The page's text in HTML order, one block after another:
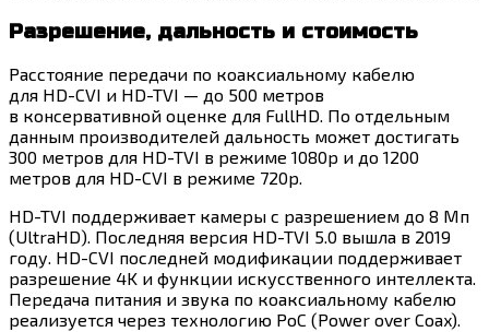
Разрешение, дальность и стоимость
Расстояние передачи по коаксиальному кабелю
для HD-CVI и HD-TVI — до 500 метров
в консервативной оценке для FullHD. По отдельным
данным производителей дальность может достигать
300 метров для HD-TVI в режиме 1080p и до 1200
метров для HD-CVI в режиме 720p.
HD-TVI поддерживает камеры с разрешением до 8 Мп
(UltraHD). Последняя версия HD-TVI 5.0 вышла в 2019
году. HD-CVI последней модификации поддерживает
разрешение 4K и функции искусственного интеллекта.
Передача питания и звука по коаксиальному кабелю
реализуется через технологию PoC (Power over Coax).